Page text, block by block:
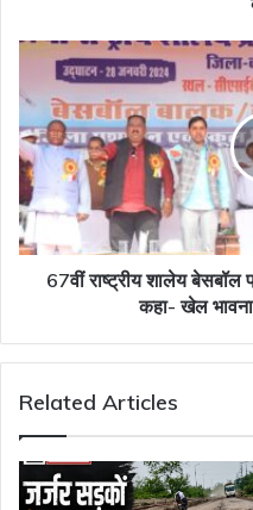
करें
67वीं
राष्ट्रीय
शालेय
बेसबॉल
प्रतियोगिता
शुरू,
मंत्री
लखनलाल
ने
है
67वीं राष्ट्रीय शालेय
कहा- खेल
Related Articles